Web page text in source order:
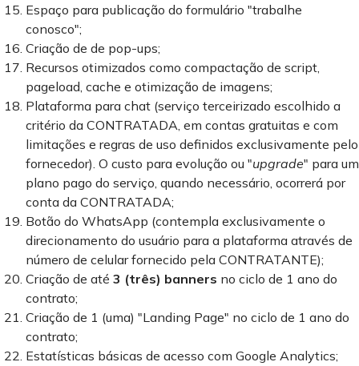
Espaço para publicação do formulário "trabalhe
conosco";
Criação de de pop-ups;
Recursos otimizados como compactação de script,
pageload, cache e otimização de imagens;
Plataforma para chat (serviço terceirizado escolhido a
critério da CONTRATADA, em contas gratuitas e com
limitações e regras de uso definidos exclusivamente pelo
fornecedor). O custo para evolução ou "upgrade" para um
plano pago do serviço, quando necessário, ocorrerá por
conta da CONTRATADA;
Botão do WhatsApp (contempla exclusivamente o
direcionamento do usuário para a plataforma através de
número de celular fornecido pela CONTRATANTE);
Criação de até 3 (três) banners no ciclo de 1 ano do
contrato;
Criação de 1 (uma) "Landing Page" no ciclo de 1 ano do
contrato;
Estatísticas básicas de acesso com Google Analytics;